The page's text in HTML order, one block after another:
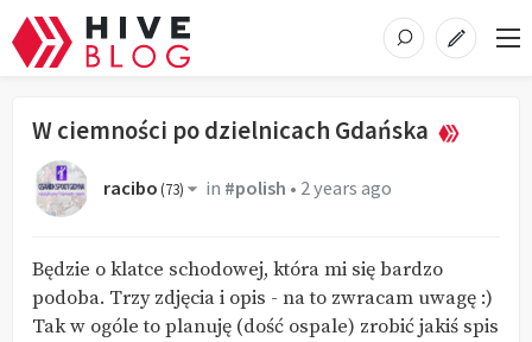
W ciemności po dzielnicach Gdańska
racibo(73) in #polish • 2 years ago
Będzie o klatce schodowej, która mi się bardzo
podoba. Trzy zdjęcia i opis - na to zwracam uwagę :)
Tak w ogóle to planuję (dość ospale) zrobić jakiś spis